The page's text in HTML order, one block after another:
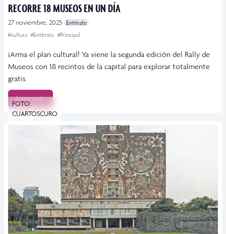
RECORRE 18 MUSEOS EN UN DÍA
27 noviembre, 2025 Entérate
#cultura #Entérate #Principal
¡Arma el plan cultural! Ya viene la segunda edición del Rally de
Museos con 18 recintos de la capital para explorar totalmente
gratis
Leer más
FOTO:
CUARTOSCURO